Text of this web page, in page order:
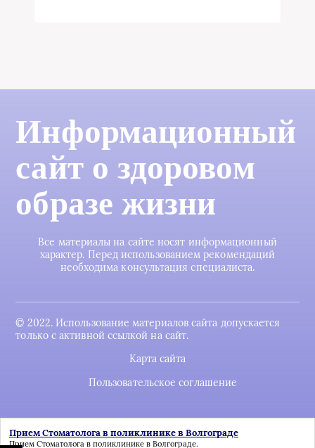
Информационный
сайт о здоровом
образе жизни
Все материалы на сайте носят информационный
характер. Перед использованием рекомендаций
необходима консультация специалиста.
© 2022. Использование материалов сайта допускается
только с активной ссылкой на сайт.
Карта сайта
Пользовательское соглашение
Прием Стоматолога в поликлинике в Волгограде
Прием Стоматолога в поликлинике в Волгограде.